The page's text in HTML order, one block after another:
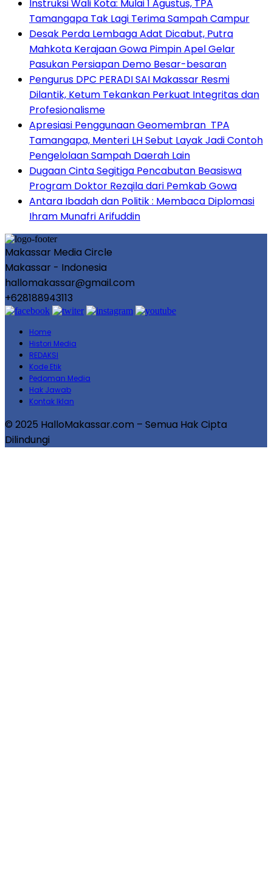
Instruksi Wali Kota: Mulai 1 Agustus, TPA
Tamangapa Tak Lagi Terima Sampah Campur
Desak Perda Lembaga Adat Dicabut, Putra
Mahkota Kerajaan Gowa Pimpin Apel Gelar
Pasukan Persiapan Demo Besar-besaran
Pengurus DPC PERADI SAI Makassar Resmi
Dilantik, Ketum Tekankan Perkuat Integritas dan
Profesionalisme
Apresiasi Penggunaan Geomembran TPA
Tamangapa, Menteri LH Sebut Layak Jadi Contoh
Pengelolaan Sampah Daerah Lain
Dugaan Cinta Segitiga Pencabutan Beasiswa
Program Doktor Rezqila dari Pemkab Gowa
Antara Ibadah dan Politik : Membaca Diplomasi
Ihram Munafri Arifuddin
Makassar Media Circle
Makassar - Indonesia
hallomakassar@gmail.com
+628188943113
Home
Histori Media
REDAKSI
Kode Etik
Pedoman Media
Hak Jawab
Kontak Iklan
© 2025 HalloMakassar.com – Semua Hak Cipta
Dilindungi